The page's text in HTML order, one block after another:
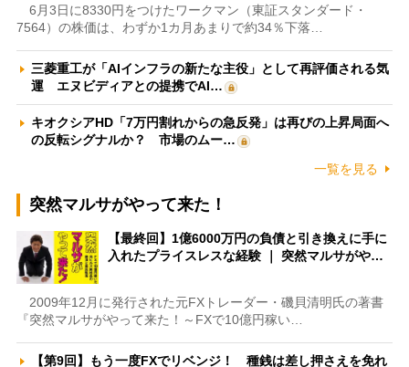
6月3日に8330円をつけたワークマン（東証スタンダード・
7564）の株価は、わずか1カ月あまりで約34％下落…
三菱重工が「AIインフラの新たな主役」として再評価される気
運 エヌビディアとの提携でAI…
キオクシアHD「7万円割れからの急反発」は再びの上昇局面へ
の反転シグナルか？ 市場のムー…
一覧を見る
突然マルサがやって来た！
【最終回】1億6000万円の負債と引き換えに手に
入れたプライスレスな経験 ｜ 突然マルサがや…
2009年12月に発行された元FXトレーダー・磯貝清明氏の著書
『突然マルサがやって来た！～FXで10億円稼い…
【第9回】もう一度FXでリベンジ！ 種銭は差し押さえを免れ